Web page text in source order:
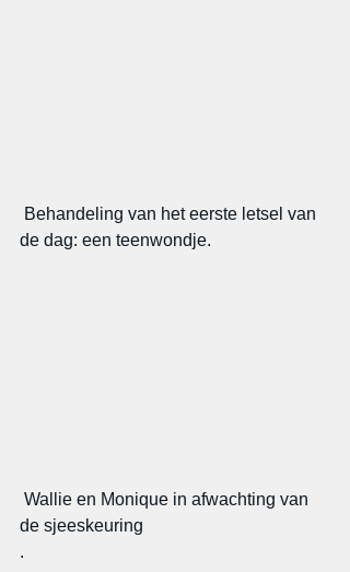
de dag: een teenwondje.
de sjeeskeuring
.